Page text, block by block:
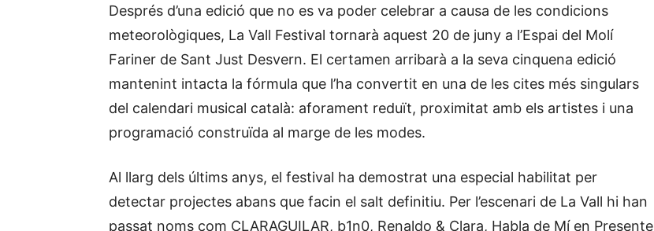
Després d’una edició que no es va poder celebrar a causa de les condicions
meteorològiques, La Vall Festival tornarà aquest 20 de juny a l’Espai del Molí
Fariner de Sant Just Desvern. El certamen arribarà a la seva cinquena edició
mantenint intacta la fórmula que l’ha convertit en una de les cites més singulars
del calendari musical català: aforament reduït, proximitat amb els artistes i una
programació construïda al marge de les modes.
Al llarg dels últims anys, el festival ha demostrat una especial habilitat per
detectar projectes abans que facin el salt definitiu. Per l’escenari de La Vall hi han
passat noms com CLARAGUILAR, b1n0, Renaldo & Clara, Habla de Mí en Presente